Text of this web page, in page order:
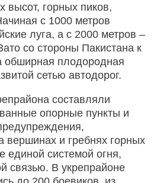
высот, горных пиков,
с 1000 метров
луга, а с 2000 метров –
со стороны Пакистана к
обширная плодородная
сетью автодорог.
составляли
опорные пункты и
вершинах и гребнях горных
единой системой огня,
связью. В укрепрайоне